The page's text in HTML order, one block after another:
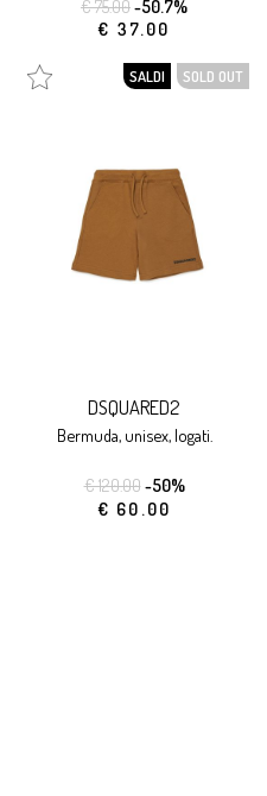
€ 75.00-50.7%
€ 37.00
SALDI SOLD OUT
DSQUARED2
bermuda, unisex, logati.
€ 120.00-50%
€ 60.00